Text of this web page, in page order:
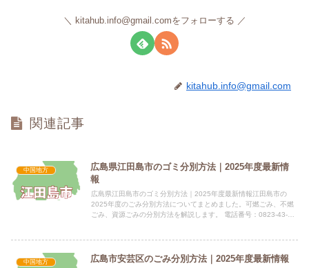
kitahub.info@gmail.comをフォローする
kitahub.info@gmail.com
関連記事
中国地方
広島県江田島市のゴミ分別方法｜2025年度最新情
報
広島県江田島市のゴミ分別方法｜2025年度最新情報江田島市の
2025年度のごみ分別方法についてまとめました。可燃ごみ、不燃
ごみ、資源ごみの分別方法を解説します。 電話番号：0823-43-
中国地方 広島市安芸区のごみ分別方法｜2025年度最新情報